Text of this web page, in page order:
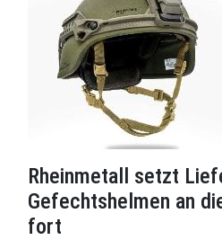
Rheinmetall setzt
Gefechtshelmen an
fort